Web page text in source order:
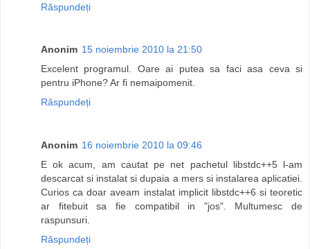
Răspundeți
Anonim 15 noiembrie 2010 la 21:50
Excelent programul. Oare ai putea sa faci asa ceva si
pentru iPhone? Ar fi nemaipomenit.
Răspundeți
Anonim 16 noiembrie 2010 la 09:46
E ok acum, am cautat pe net pachetul libstdc++5 l-am
descarcat si instalat si dupaia a mers si instalarea aplicatiei.
Curios ca doar aveam instalat implicit libstdc++6 si teoretic
ar fitebuit sa fie compatibil in "jos". Multumesc de
raspunsuri.
Răspundeți